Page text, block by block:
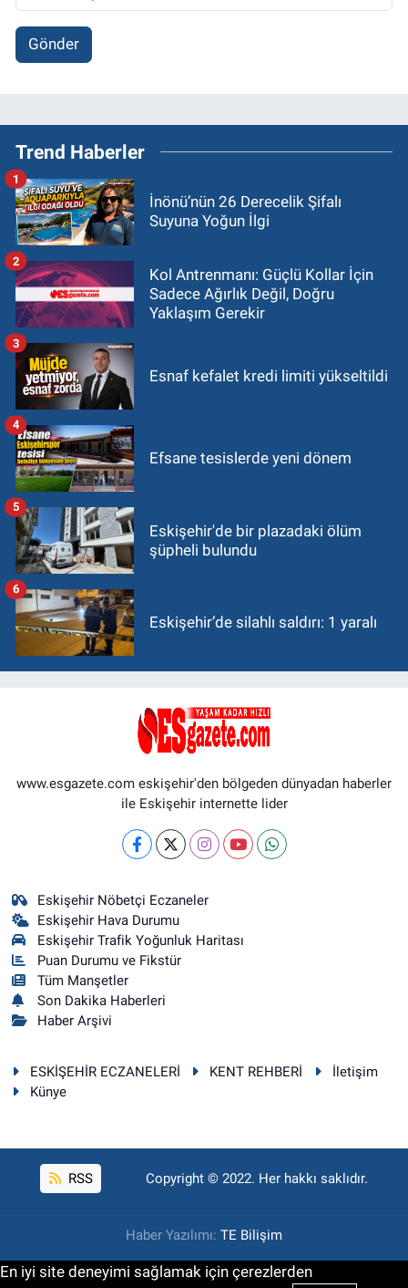
Gönder
Trend Haberler
İnönü’nün 26 Derecelik Şifalı
Suyuna Yoğun İlgi
1
Kol Antrenmanı: Güçlü Kollar İçin
Sadece Ağırlık Değil, Doğru
Yaklaşım Gerekir
2
Esnaf kefalet kredi limiti yükseltildi
3
Efsane tesislerde yeni dönem
4
Eskişehir'de bir plazadaki ölüm
şüpheli bulundu
5
Eskişehir’de silahlı saldırı: 1 yaralı
6
www.esgazete.com eskişehir'den bölgeden dünyadan haberler
ile Eskişehir internette lider
Eskişehir Nöbetçi Eczaneler
Eskişehir Hava Durumu
Eskişehir Trafik Yoğunluk Haritası
Puan Durumu ve Fikstür
Tüm Manşetler
Son Dakika Haberleri
Haber Arşivi
ESKİŞEHİR ECZANELERİ KENT REHBERİ
İletişim
Künye
RSS Copyright © 2022. Her hakkı saklıdır.
Haber Yazılımı: TE Bilişim
En iyi site deneyimi sağlamak için çerezlerden